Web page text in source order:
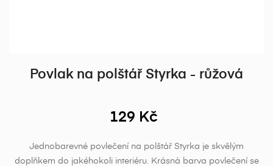
Povlak na polštář Styrka - růžová
129 Kč
Jednobarevné povlečení na polštář Styrka je skvělým
doplňkem do jakéhokoli interiéru. Krásná barva povlečení se